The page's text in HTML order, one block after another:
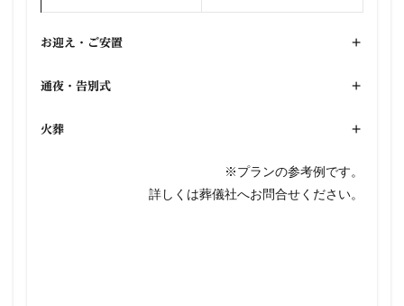
お迎え・ご安置 +
通夜・告別式 +
火葬 +
※プランの参考例です。
詳しくは葬儀社へお問合せください。